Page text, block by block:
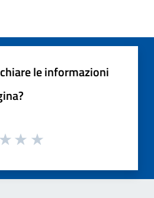
le informazioni